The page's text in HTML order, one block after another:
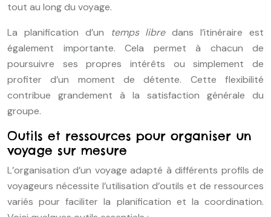
tout au long du voyage.
La planification d’un
temps libredans l’itinéraire est
également importante. Cela permet à chacun de
poursuivre ses propres intérêts ou simplement de
profiter d’un moment de détente. Cette flexibilité
contribue grandement à la satisfaction générale du
groupe.
Outils et ressources pour organiser un
voyage sur mesure
L’organisation d’un voyage adapté à différents profils de
voyageurs nécessite l’utilisation d’outils et de ressources
variés pour faciliter la planification et la coordination.